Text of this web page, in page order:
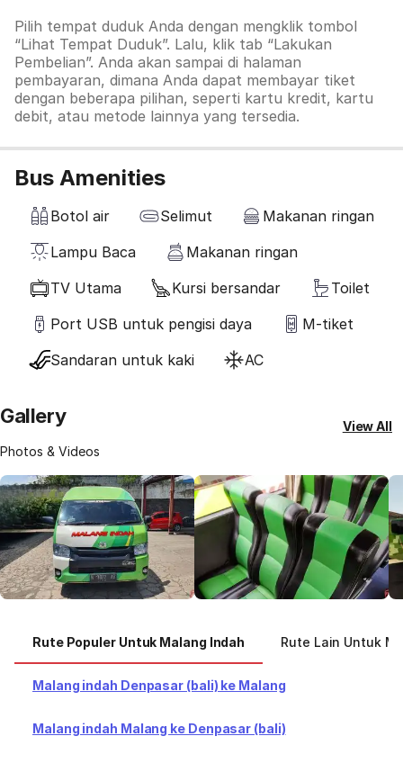
Pilih tempat duduk Anda dengan mengklik tombol
“Lihat Tempat Duduk”. Lalu, klik tab “Lakukan
Pembelian”. Anda akan sampai di halaman
pembayaran, dimana Anda dapat membayar tiket
dengan beberapa pilihan, seperti kartu kredit, kartu
debit, atau metode lainnya yang tersedia.
Bus Amenities
Botol air Selimut
Makanan ringan
Lampu Baca
Makanan ringan
TV Utama
Kursi bersandar
Toilet
Port USB untuk pengisi daya
M-tiket
Sandaran untuk kaki
AC
Gallery
Photos & Videos
View All
Rute Populer Untuk Malang Indah Rute Lain Untuk
Malang indah Denpasar (bali) ke Malang
Malang indah Malang ke Denpasar (bali)